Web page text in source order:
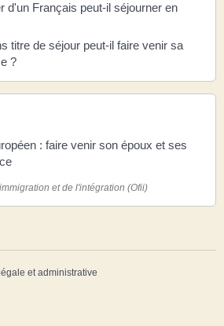
d'un Français peut-il séjourner en
titre de séjour peut-il faire venir sa
?
: faire venir son époux et ses
et de l'intégration (Ofii)
et administrative